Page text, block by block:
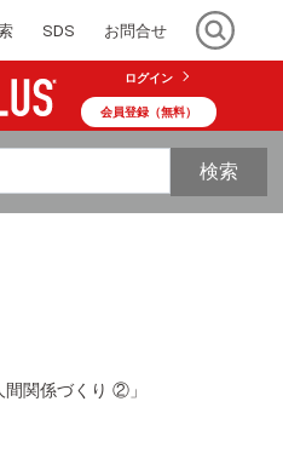
SDS お問合せ
ログイン
会員登録（無料）
検索
関係づくり ②」